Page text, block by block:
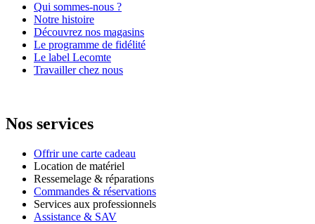
Qui sommes-nous ?
Notre histoire
Découvrez nos magasins
Le programme de fidélité
Le label Lecomte
Travailler chez nous
Nos services
Offrir une carte cadeau
Location de matériel
Ressemelage & réparations
Commandes & réservations
Services aux professionnels
Assistance & SAV